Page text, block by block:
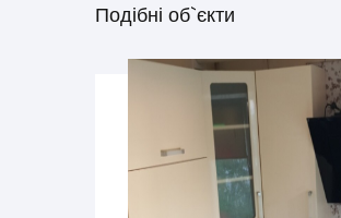
Подібні об`єкти